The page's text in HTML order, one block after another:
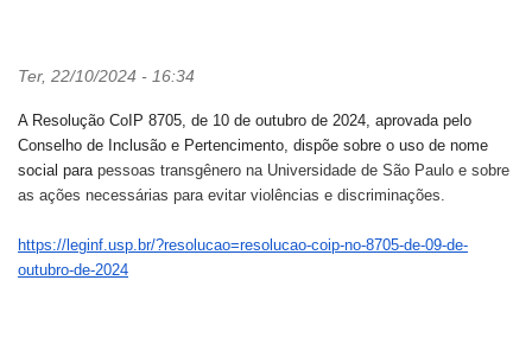
Ter, 22/10/2024 - 16:34
A Resolução CoIP 8705, de 10 de outubro de 2024, aprovada pelo
Conselho de Inclusão e Pertencimento, dispõe sobre o uso de nome
social para pessoas transgênero na Universidade de São Paulo e sobre
as ações necessárias para evitar violências e discriminações.
https://leginf.usp.br/?resolucao=resolucao-coip-no-8705-de-09-de-
outubro-de-2024